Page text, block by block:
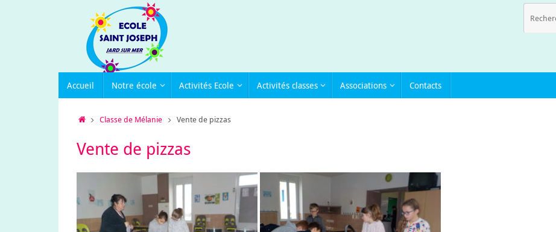
Accueil Notre école Activités Ecole Activités classes Associations Contacts
Accueil
Classe de Mélanie Vente de pizzas
Vente de pizzas